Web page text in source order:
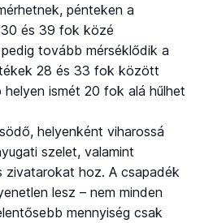
pénteken a
és 39 fok közé
tovább mérséklődik a
28 és 33 fok között
ismét 20 fok alá hűlhet
helyenként viharossá
szelet, valamint
hoz. A csapadék
lesz – nem minden
mennyiség csak